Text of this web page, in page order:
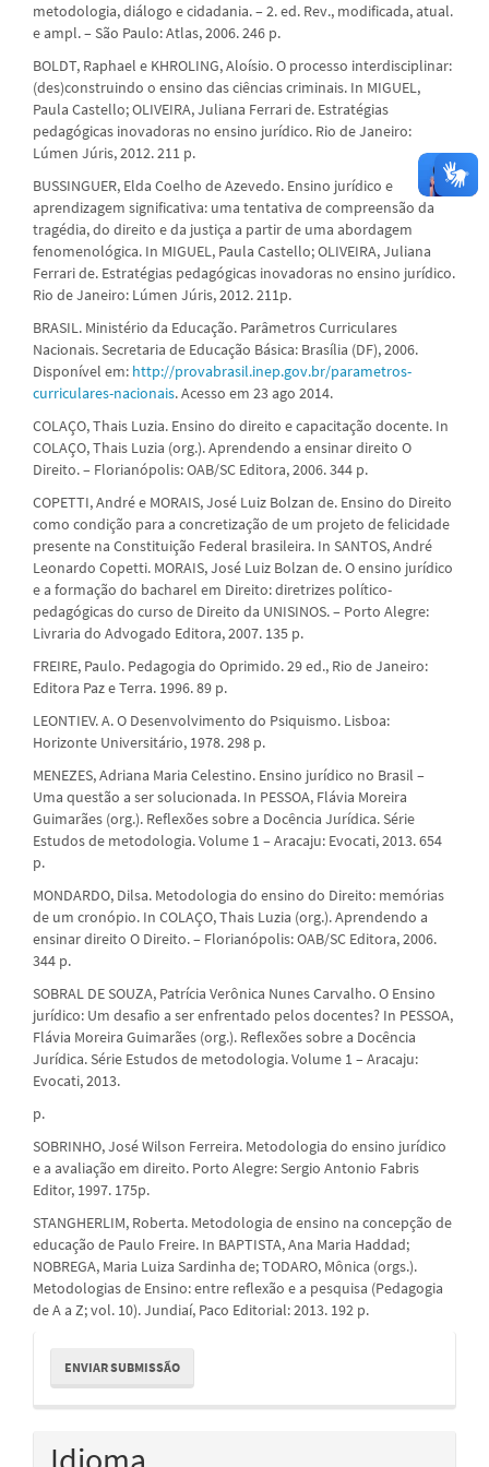
metodologia, diálogo e cidadania. – 2. ed. Rev., modificada, atual.
e ampl. – São Paulo: Atlas, 2006. 246 p.
BOLDT, Raphael e KHROLING, Aloísio. O processo interdisciplinar:
(des)construindo o ensino das ciências criminais. In MIGUEL,
Paula Castello; OLIVEIRA, Juliana Ferrari de. Estratégias
pedagógicas inovadoras no ensino jurídico. Rio de Janeiro:
Lúmen Júris, 2012. 211 p.
BUSSINGUER, Elda Coelho de Azevedo. Ensino jurídico e
aprendizagem significativa: uma tentativa de compreensão da
tragédia, do direito e da justiça a partir de uma abordagem
fenomenológica. In MIGUEL, Paula Castello; OLIVEIRA, Juliana
Ferrari de. Estratégias pedagógicas inovadoras no ensino jurídico.
Rio de Janeiro: Lúmen Júris, 2012. 211p.
BRASIL. Ministério da Educação. Parâmetros Curriculares
Nacionais. Secretaria de Educação Básica: Brasília (DF), 2006.
Disponível em: http://provabrasil.inep.gov.br/parametros-
curriculares-nacionais. Acesso em 23 ago 2014.
COLAÇO, Thais Luzia. Ensino do direito e capacitação docente. In
COLAÇO, Thais Luzia (org.). Aprendendo a ensinar direito O
Direito. – Florianópolis: OAB/SC Editora, 2006. 344 p.
COPETTI, André e MORAIS, José Luiz Bolzan de. Ensino do Direito
como condição para a concretização de um projeto de felicidade
presente na Constituição Federal brasileira. In SANTOS, André
Leonardo Copetti. MORAIS, José Luiz Bolzan de. O ensino jurídico
e a formação do bacharel em Direito: diretrizes político-
pedagógicas do curso de Direito da UNISINOS. – Porto Alegre:
Livraria do Advogado Editora, 2007. 135 p.
FREIRE, Paulo. Pedagogia do Oprimido. 29 ed., Rio de Janeiro:
Editora Paz e Terra. 1996. 89 p.
LEONTIEV. A. O Desenvolvimento do Psiquismo. Lisboa:
Horizonte Universitário, 1978. 298 p.
MENEZES, Adriana Maria Celestino. Ensino jurídico no Brasil –
Uma questão a ser solucionada. In PESSOA, Flávia Moreira
Guimarães (org.). Reflexões sobre a Docência Jurídica. Série
Estudos de metodologia. Volume 1 – Aracaju: Evocati, 2013. 654
p.
MONDARDO, Dilsa. Metodologia do ensino do Direito: memórias
de um cronópio. In COLAÇO, Thais Luzia (org.). Aprendendo a
ensinar direito O Direito. – Florianópolis: OAB/SC Editora, 2006.
344 p.
SOBRAL DE SOUZA, Patrícia Verônica Nunes Carvalho. O Ensino
jurídico: Um desafio a ser enfrentado pelos docentes? In PESSOA,
Flávia Moreira Guimarães (org.). Reflexões sobre a Docência
Jurídica. Série Estudos de metodologia. Volume 1 – Aracaju:
Evocati, 2013.
p.
SOBRINHO, José Wilson Ferreira. Metodologia do ensino jurídico
e a avaliação em direito. Porto Alegre: Sergio Antonio Fabris
Editor, 1997. 175p.
STANGHERLIM, Roberta. Metodologia de ensino na concepção de
educação de Paulo Freire. In BAPTISTA, Ana Maria Haddad;
NOBREGA, Maria Luiza Sardinha de; TODARO, Mônica (orgs.).
Metodologias de Ensino: entre reflexão e a pesquisa (Pedagogia
de A a Z; vol. 10). Jundiaí, Paco Editorial: 2013. 192 p.
Enviar
Submissão
ENVIAR SUBMISSÃO